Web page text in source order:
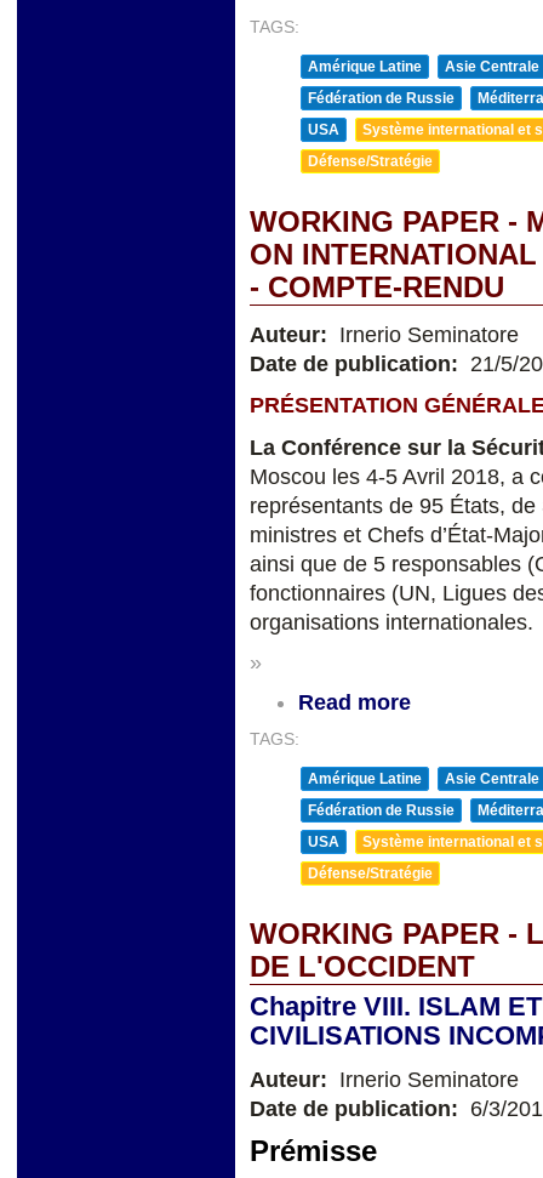
TAGS:
Amérique Latine
Asie Centrale
Fédération de Russie
USA
Système international et
Défense/Stratégie
WORKING PAPER -
ON
- COMPTE-RENDU
Auteur: Irnerio Seminatore
Date de publication: 21/5/
PRÉSENTATION
La Conférence sur la
Moscou les 4-5 Avril 2018, a
représentants de 95 États,
ministres et Chefs d’État-
ainsi que de 5 responsables
fonctionnaires (UN, Ligues
organisations internationales.
»
Read more
TAGS:
Amérique Latine
Asie Centrale
Fédération de Russie
USA
Système international et
Défense/Stratégie
WORKING PAPER -
DE L'OCCIDENT
Chapitre VIII. ISLAM
CIVILISATIONS
Auteur: Irnerio Seminatore
Date de publication: 6/3/
Prémisse